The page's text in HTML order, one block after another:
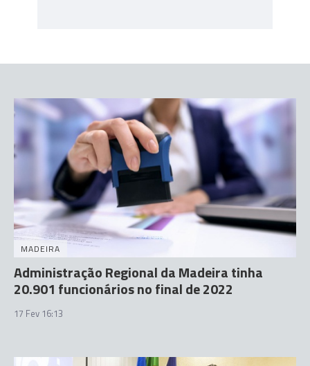
MADEIRA
Administração Regional da Madeira tinha
20.901 funcionários no final de 2022
17 Fev 16:13